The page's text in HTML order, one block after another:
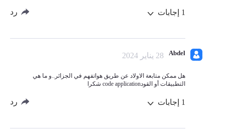
1 إجابات رد
Abdel 28 يناير 2024
هل ممكن متابعة الاولاد عن طريق هواتفهم في الجزائر..و ما هي
التطبيقات أو القودcode application شكرا
1 إجابات رد